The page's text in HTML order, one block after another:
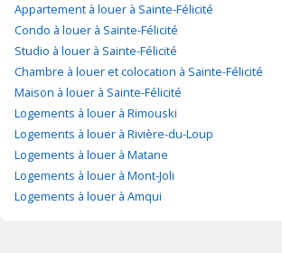
Appartement à louer à Sainte-Félicité
Condo à louer à Sainte-Félicité
Studio à louer à Sainte-Félicité
Chambre à louer et colocation à Sainte-Félicité
Maison à louer à Sainte-Félicité
Logements à louer à Rimouski
Logements à louer à Rivière-du-Loup
Logements à louer à Matane
Logements à louer à Mont-Joli
Logements à louer à Amqui